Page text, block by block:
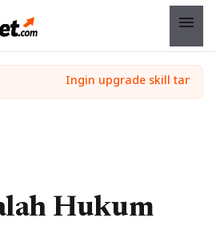
menu
Hukum